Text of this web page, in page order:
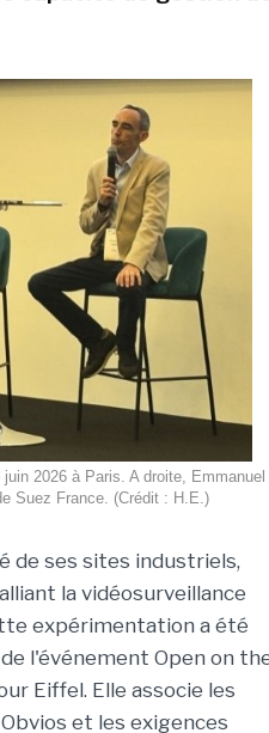
2026 à Paris. A droite, Emmanuel
Suez France. (Crédit : H.E.)
de ses sites industriels,
la vidéosurveillance
expérimentation a été
l'événement Open on
Eiffel. Elle associe les
et les exigences